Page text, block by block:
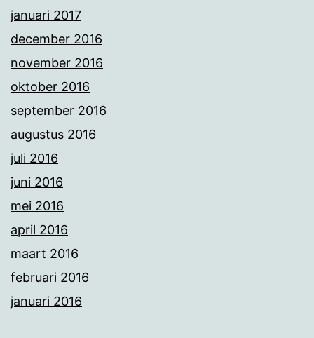
januari 2017
december 2016
november 2016
oktober 2016
september 2016
augustus 2016
juli 2016
juni 2016
mei 2016
april 2016
maart 2016
februari 2016
januari 2016